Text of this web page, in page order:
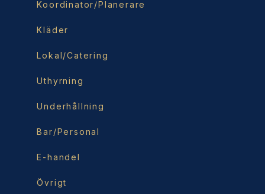
Koordinator/Planerare
Kläder
Lokal/Catering
Uthyrning
Underhållning
Bar/Personal
E-handel
Övrigt